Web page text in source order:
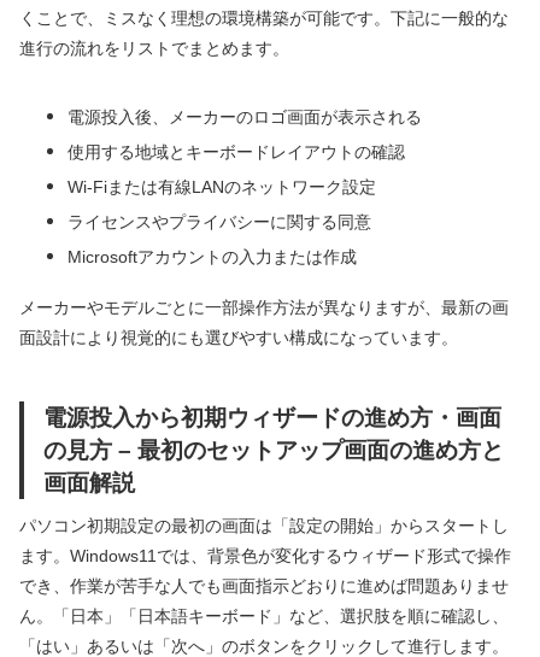
くことで、ミスなく理想の環境構築が可能です。下記に一般的な
進行の流れをリストでまとめます。
電源投入後、メーカーのロゴ画面が表示される
使用する地域とキーボードレイアウトの確認
Wi-Fiまたは有線LANのネットワーク設定
ライセンスやプライバシーに関する同意
Microsoftアカウントの入力または作成
メーカーやモデルごとに一部操作方法が異なりますが、最新の画
面設計により視覚的にも選びやすい構成になっています。
電源投入から初期ウィザードの進め方・画面
の見方 – 最初のセットアップ画面の進め方と
画面解説
パソコン初期設定の最初の画面は「設定の開始」からスタートし
ます。Windows11では、背景色が変化するウィザード形式で操作
でき、作業が苦手な人でも画面指示どおりに進めば問題ありませ
ん。「日本」「日本語キーボード」など、選択肢を順に確認し、
「はい」あるいは「次へ」のボタンをクリックして進行します。